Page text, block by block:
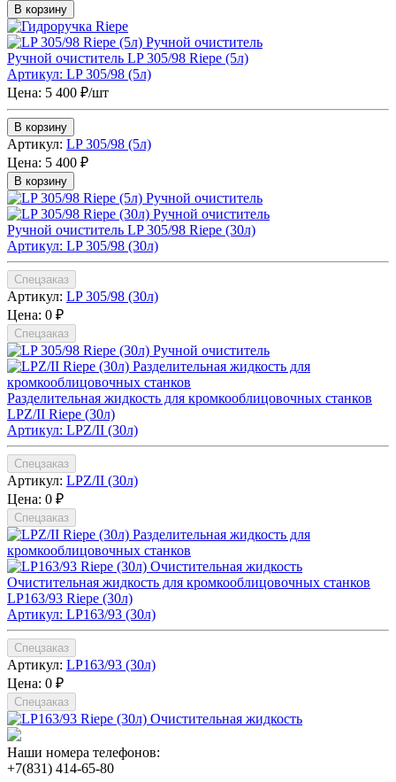
В корзину
Ручной очиститель LP 305/98 Riepe (5л)
Артикул: LP 305/98 (5л)
Цена: 5 400 ₽/шт
В корзину
Артикул: LP 305/98 (5л)
Цена: 5 400 ₽
В корзину
Ручной очиститель LP 305/98 Riepe (30л)
Артикул: LP 305/98 (30л)
Спецзаказ
Артикул: LP 305/98 (30л)
Цена: 0 ₽
Спецзаказ
Разделительная жидкость для кромкооблицовочных станков
LPZ/II Riepe (30л)
Артикул: LPZ/II (30л)
Спецзаказ
Артикул: LPZ/II (30л)
Цена: 0 ₽
Спецзаказ
Очистительная жидкость для кромкооблицовочных станков
LP163/93 Riepe (30л)
Артикул: LP163/93 (30л)
Спецзаказ
Артикул: LP163/93 (30л)
Цена: 0 ₽
Спецзаказ
Наши номера телефонов:
+7(831) 414-65-80